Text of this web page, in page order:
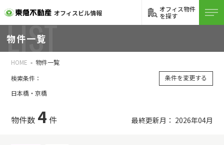
オフィスビル情報
オフィス物件
を探す
物件一覧
LIST
HOME
物件一覧
検索条件：
日本橋・京橋
条件を変更する
物件数 4 件 最終更新月： 2026年04月